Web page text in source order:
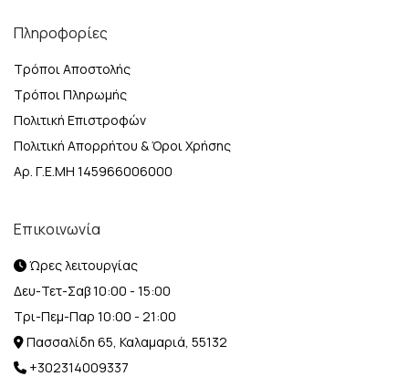
Πληροφορίες
Τρόποι Αποστολής
Τρόποι Πληρωμής
Πολιτική Επιστροφών
Πολιτική Απορρήτου & Όροι Χρήσης
Αρ. Γ.Ε.ΜΗ 145966006000
Επικοινωνία
Ώρες λειτουργίας
Δευ-Τετ-Σαβ 10:00 - 15:00
Τρι-Πεμ-Παρ 10:00 - 21:00
Πασσαλίδη 65, Καλαμαριά, 55132
+302314009337